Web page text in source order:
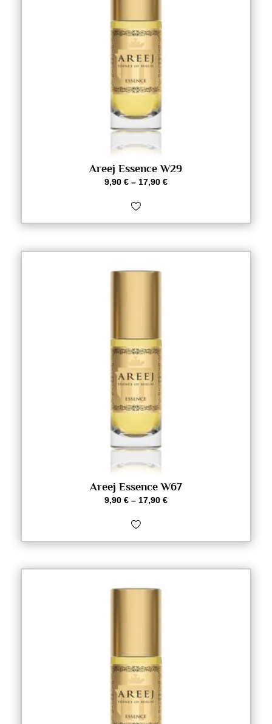
Areej Essence W29
9,90 €– 17,90 €
Areej Essence W67
9,90 €– 17,90 €